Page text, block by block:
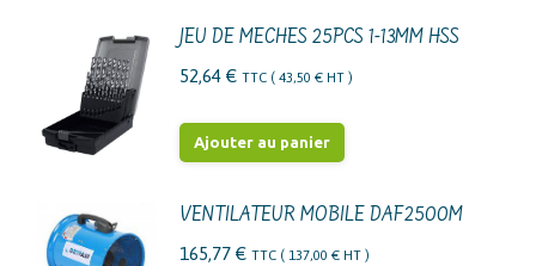
43,44 €.34,75 €.
JEU DE MECHES 25PCS 1-13MM HSS
52,64 € TTC ( 43,50 € HT )
Ajouter au panier
VENTILATEUR MOBILE DAF2500M
165,77 € TTC ( 137,00 € HT )